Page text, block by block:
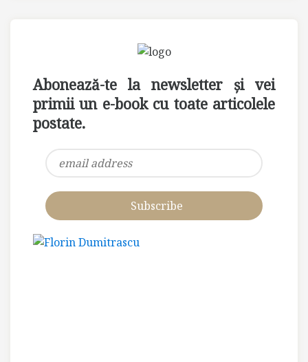
Abonează-te la newsletter și vei
primii un e-book cu toate articolele
postate.